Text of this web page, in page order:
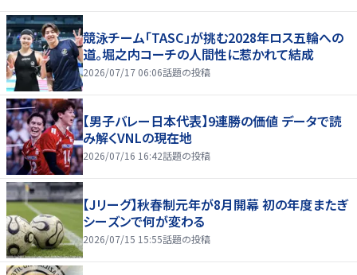
競泳チーム「TASC」が挑む2028年ロス五輪への
道。堀之内コーチの人間性に惹かれて結成
2026/07/17 06:06話題の投稿
【男子バレー日本代表】9連勝の価値 データで読
み解くVNLの現在地
2026/07/16 16:42話題の投稿
【Jリーグ】秋春制元年が8月開幕 初の年度またぎ
シーズンで何が変わる
2026/07/15 15:55話題の投稿